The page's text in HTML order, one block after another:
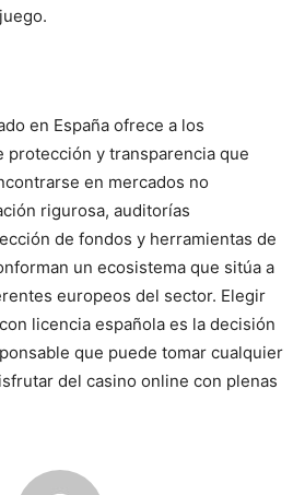
en España ofrece a los
protección y transparencia que
en mercados no
rigurosa, auditorías
de fondos y herramientas de
un ecosistema que sitúa a
europeos del sector. Elegir
licencia española es la decisión
que puede tomar cualquier
del casino online con plenas